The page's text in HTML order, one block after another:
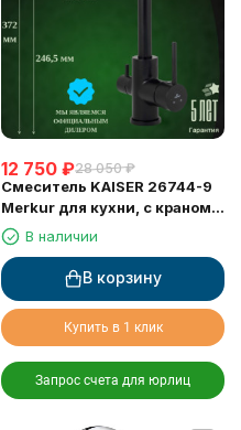
12 750 ₽28 050 ₽
Смеситель KAISER 26744-9
Merkur для кухни, с краном
для питьевой воды, черный
матовый
В наличии
В корзину
Купить в 1 клик
Запрос счета для юрлиц